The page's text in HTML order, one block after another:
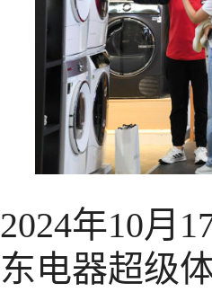
2024年10月
东电器超级